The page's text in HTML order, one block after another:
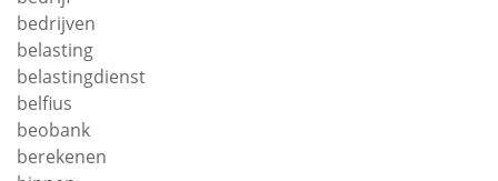
bedrijven
belasting
belastingdienst
belfius
beobank
berekenen